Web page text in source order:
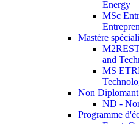
Energy
MSc
Mastère
and
MS
Non Diplomant
ND -
Programme